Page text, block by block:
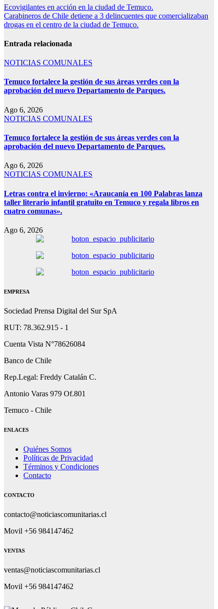
Ecovigilantes en acción en la ciudad de Temuco.
Carabineros de Chile detiene a 3 delincuentes que comercializaban
drogas en el centro de la ciudad de Temuco.
Entrada relacionada
NOTICIAS COMUNALES
Temuco fortalece la gestión de sus áreas verdes con la
aprobación del nuevo Departamento de Parques.
Ago 6, 2026
NOTICIAS COMUNALES
Temuco fortalece la gestión de sus áreas verdes con la
aprobación del nuevo Departamento de Parques.
Ago 6, 2026
NOTICIAS COMUNALES
Letras contra el invierno: «Araucanía en 100 Palabras lanza
taller literario infantil gratuito en Temuco y regala libros en
cuatro comunas».
Ago 6, 2026
EMPRESA
Sociedad Prensa Digital del Sur SpA
RUT: 78.362.915 - 1
Cuenta Vista N°78626084
Banco de Chile
Rep.Legal: Freddy Catalán C.
Antonio Varas 979 Of.801
Temuco - Chile
ENLACES
Quiénes Somos
Políticas de Privacidad
Términos y Condiciones
Contacto
CONTACTO
contacto@noticiascomunitarias.cl
Movil +56 984147462
VENTAS
ventas@noticiascomunitarias.cl
Movil +56 984147462